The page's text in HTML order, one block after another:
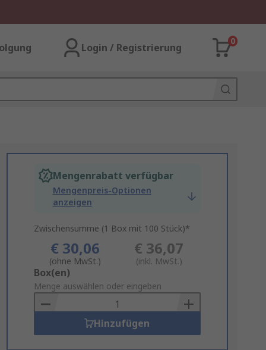
Login / Registrierung
0
Mengenrabatt verfügbar
Mengenpreis-Optionen
anzeigen
Zwischensumme (1 Box mit 100 Stück)*
€ 30,06
(ohne MwSt.)
€ 36,07
(inkl. MwSt.)
Add
to
Basket
Box(en)
Menge auswählen oder eingeben
Hinzufügen